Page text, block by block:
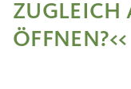
ZUGLEICH
ÖFFNEN?<<